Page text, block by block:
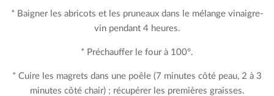
* Baigner les abricots et les pruneaux dans le mélange vinaigre-
vin pendant 4 heures.
* Préchauffer le four à 100°.
* Cuire les magrets dans une poêle (7 minutes côté peau, 2 à 3
minutes côté chair) ; récupérer les premières graisses.